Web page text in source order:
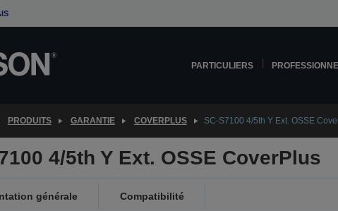
PARTICULIERS
PRODUITS GARANTIE COVERPLUS SC-S7100 4/5th Y Ext. OSSE
4/5th Y Ext. OSSE CoverPlus
générale Compatibilité